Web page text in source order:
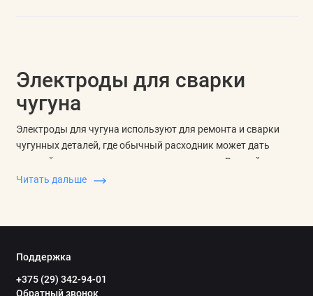
Электроды для сварки
чугуна
Электроды для чугуна используют для ремонта и сварки
чугунных деталей, где обычный расходник может дать
хрупкий шов или трещины после остывания. В такой группе
важны назначение электрода, тип чугуна, диаметр,
участка или соединение чугуна со сталью. Для аккуратного
положению шва, нагреву детали и совместимости со
Читать дальше
Поддержка
+375 (29) 342-94-01
Обратный звонок